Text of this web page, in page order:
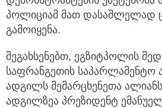
პოლიციამ მათ დასაშლელად
გამოიყენა.
შეგახსენებთ, ეგზიტპოლის
საფრანგეთის საპარლამენტო
ადგილს მემარცხენეთა
ადგილზეა პრეზიდენტ